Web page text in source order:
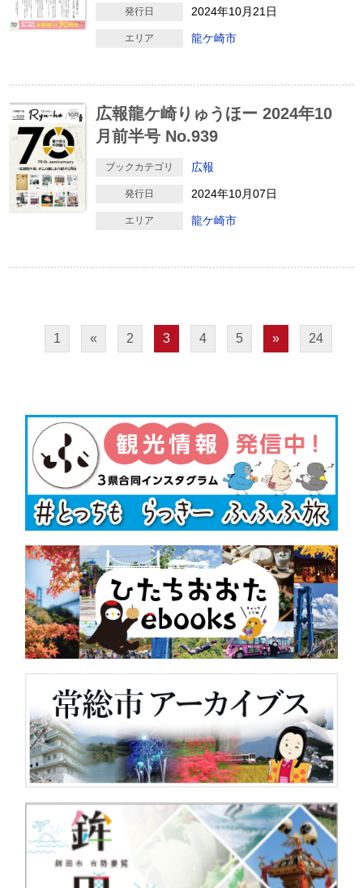
発行日 2024年10月21日
エリア 龍ケ崎市
広報龍ケ崎りゅうほー 2024年10
月前半号 No.939
ブックカテゴリ 広報
発行日 2024年10月07日
エリア 龍ケ崎市
1 « 2 3 4 5 » 24